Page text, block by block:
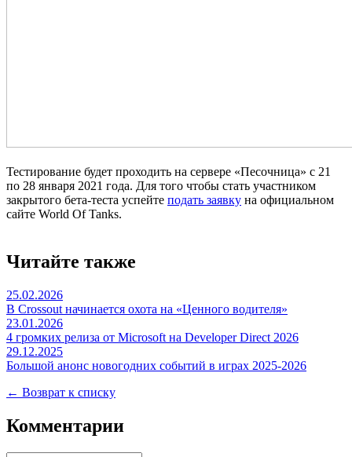
Тестирование будет проходить на сервере «Песочница» с 21
по 28 января 2021 года. Для того чтобы стать участником
закрытого бета-теста успейте подать заявку на официальном
сайте World Of Tanks.
Читайте также
25.02.2026
В Crossout начинается охота на «Ценного водителя»
23.01.2026
4 громких релиза от Microsoft на Developer Direct 2026
29.12.2025
Большой анонс новогодних событий в играх 2025-2026
← Возврат к списку
Комментарии